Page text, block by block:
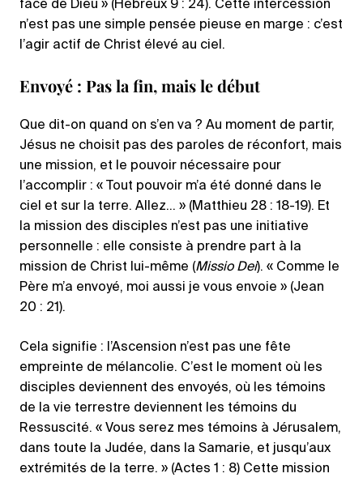
face de Dieu » (Hébreux 9 : 24). Cette intercession
n’est pas une simple pensée pieuse en marge : c’est
l’agir actif de Christ élevé au ciel.
Envoyé : Pas la fin, mais le début
Que dit-on quand on s’en va ? Au moment de partir,
Jésus ne choisit pas des paroles de réconfort, mais
une mission, et le pouvoir nécessaire pour
l’accomplir : « Tout pouvoir m’a été donné dans le
ciel et sur la terre. Allez… » (Matthieu 28 : 18-19). Et
la mission des disciples n’est pas une initiative
personnelle : elle consiste à prendre part à la
mission de Christ lui-même (Missio Dei). « Comme le
Père m’a envoyé, moi aussi je vous envoie » (Jean
20 : 21).
Cela signifie : l’Ascension n’est pas une fête
empreinte de mélancolie. C’est le moment où les
disciples deviennent des envoyés, où les témoins
de la vie terrestre deviennent les témoins du
Ressuscité. « Vous serez mes témoins à Jérusalem,
dans toute la Judée, dans la Samarie, et jusqu’aux
extrémités de la terre. » (Actes 1 : 8) Cette mission